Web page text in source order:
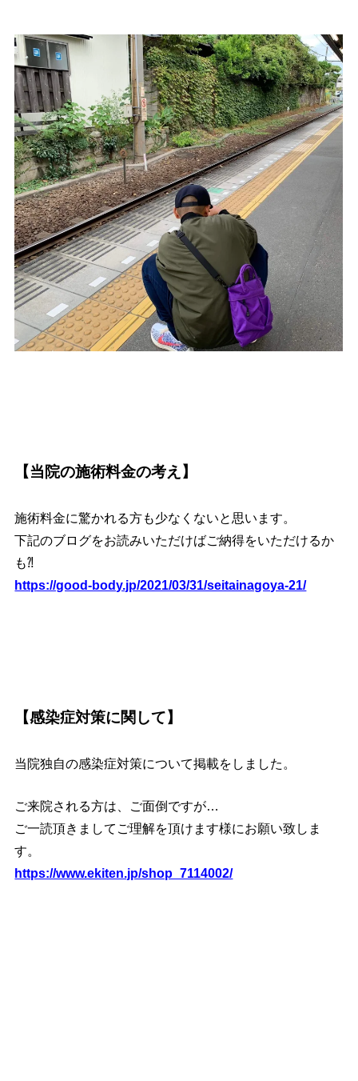
【当院の施術料金の考え】
施術料金に驚かれる方も少なくないと思います。
下記のブログをお読みいただけばご納得をいただけるか
も⁈
https://good-body.jp/2021/03/31/seitainagoya-21/
【感染症対策に関して】
当院独自の感染症対策について掲載をしました。
ご来院される方は、ご面倒ですが…
ご一読頂きましてご理解を頂けます様にお願い致しま
す。
https://www.ekiten.jp/shop_7114002/